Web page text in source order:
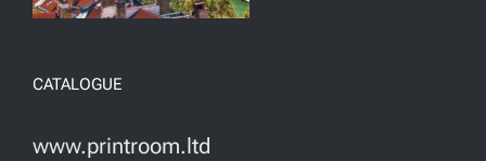
CATALOGUE
www.printroom.ltd